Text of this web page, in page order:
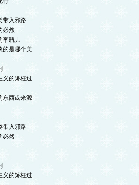
带入邪路
必然
李瓶儿
的是哪个美
义的矫枉过
东西或来源
带入邪路
必然
义的矫枉过